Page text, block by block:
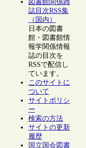
図書館関係雑
誌目次RSS集
（国内）
日本の図書
館・図書館情
報学関係情報
誌の目次を
RSSで配信し
ています。
このサイトに
ついて
サイトポリシ
ー
検索の方法
サイトの更新
履歴
国立国会図書